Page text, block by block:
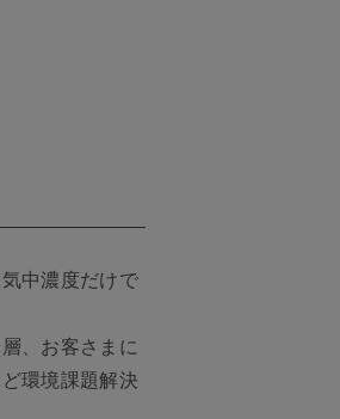
中濃度だけで
、お客さまに
環境課題解決